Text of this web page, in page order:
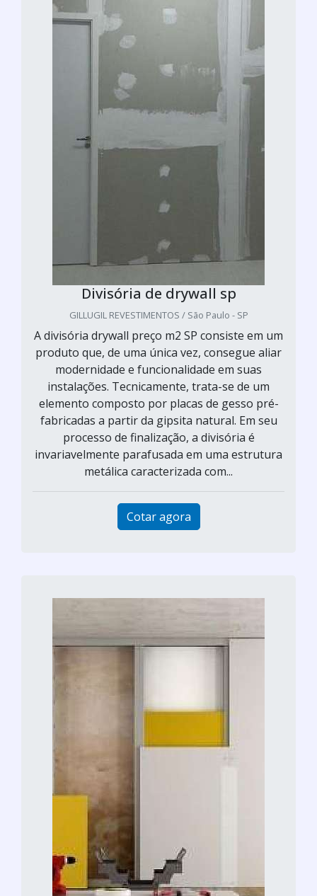
Divisória de drywall sp
GILLUGIL REVESTIMENTOS / São Paulo - SP
A divisória drywall preço m2 SP consiste em um
produto que, de uma única vez, consegue aliar
modernidade e funcionalidade em suas
instalações. Tecnicamente, trata-se de um
elemento composto por placas de gesso pré-
fabricadas a partir da gipsita natural. Em seu
processo de finalização, a divisória é
invariavelmente parafusada em uma estrutura
metálica caracterizada com...
Cotar agora